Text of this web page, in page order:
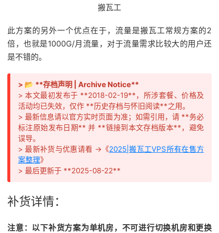
搬瓦工
此方案的另外一个优点在于，流量是搬瓦工常规方案的2
倍，也就是1000G/月流量，对于流量需求比较大的用户还
是不错的。
> 📂 **存档声明 | Archive Notice**
> 本文最初发布于 **2018-02-19**，所涉套餐、价格及
活动均已失效，仅作 **历史存档与怀旧阅读**之用。
> 最新信息请以官方实时页面为准；如需引用，请 **务必
标注原始发布日期** 并 **链接到本文存档版本**，避免
误导。
> 最新补货与优惠请看 →《2025|搬瓦工VPS所有在售方
案整理》
> 最后更新于 **2025-08-22**
补货详情：
注意：以下补货方案为单机房，不可进行切换机房和更换